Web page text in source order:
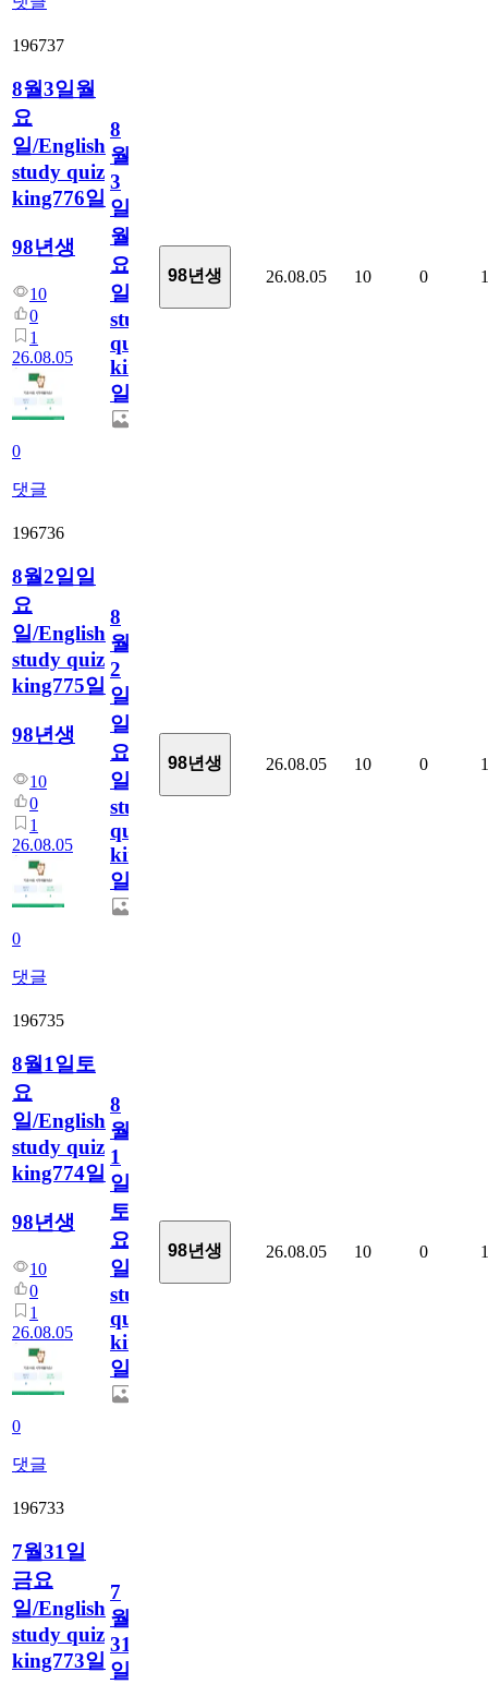
196737
8월3일월
요
일/English
study quiz
king776일
98년생
10
0
1
26.08.05
0
댓글
8
월
3
일
월
요
일/English
study
quiz
king776
일
98년생 26.08.05 10 0 1
196736
8월2일일
요
일/English
study quiz
king775일
98년생
10
0
1
26.08.05
0
댓글
8
월
2
일
일
요
일/English
study
quiz
king775
일
98년생 26.08.05 10 0 1
196735
8월1일토
요
일/English
study quiz
king774일
98년생
10
0
1
26.08.05
0
댓글
8
월
1
일
토
요
일/English
study
quiz
king774
일
98년생 26.08.05 10 0 1
196733
7월31일
금요
일/English
study quiz
king773일
7
월
31
일